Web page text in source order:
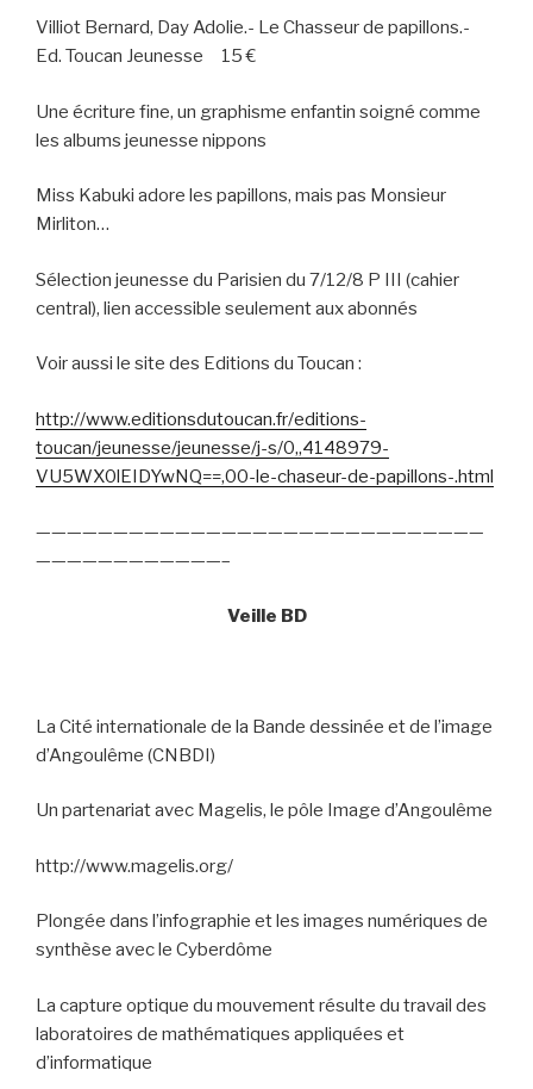
Villiot Bernard, Day Adolie.- Le Chasseur de papillons.-
Ed. Toucan Jeunesse
15 €
Une écriture fine, un graphisme enfantin soigné comme
les albums jeunesse nippons
Miss Kabuki adore les papillons, mais pas Monsieur
Mirliton…
Sélection jeunesse du Parisien du 7/12/8 P III (cahier
central), lien accessible seulement aux abonnés
Voir aussi le site des Editions du Toucan :
http://www.editionsdutoucan.fr/editions-
toucan/jeunesse/jeunesse/j-s/0,,4148979-
VU5WX0lEIDYwNQ==,00-le-chaseur-de-papillons-.html
—————————————————————————————
————————————–
Veille BD
La Cité internationale de la Bande dessinée et de l’image
d’Angoulême (CNBDI)
Un partenariat avec Magelis, le pôle Image d’Angoulême
http://www.magelis.org/
Plongée dans l’infographie et les images numériques de
synthèse avec le Cyberdôme
La capture optique du mouvement résulte du travail des
laboratoires de mathématiques appliquées et
d’informatique